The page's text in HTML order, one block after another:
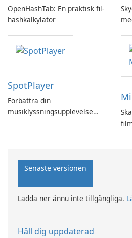
OpenHashTab: En praktisk fil-
hashkalkylator
SpotPlayer
Förbättra din
musiklyssningsupplevelse
Senaste versionen
Ladda ner ännu inte tillgängliga.
Håll dig uppdaterad